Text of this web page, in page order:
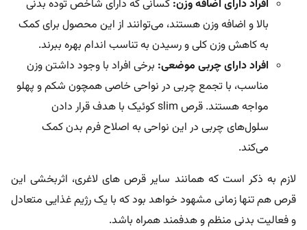
افراد دارای اضافه وزن: کسانی که دارای شاخص توده بدنی
بالا و اضافه وزن هستند، می‌توانند از این محصول برای کمک
به کاهش وزن کلی و رسیدن به تناسب اندام بهره ببرند.
افراد دارای چربی موضعی: برخی افراد با وجود داشتن وزن
مناسب، با تجمع چربی در نواحی خاصی همچون شکم و پهلو
مواجه هستند. قرص slim کوئیک با هدف قرار دادن
سلول‌های چربی در این نواحی به اصلاح فرم بدن کمک
می‌کند.
لازم به ذکر است که همانند سایر قرص های لاغری، اثربخشی این
قرص هم تنها زمانی مشهود خواهد بود که با یک رژیم غذایی متعادل
و فعالیت بدنی منظم و هدفمند همراه باشد.